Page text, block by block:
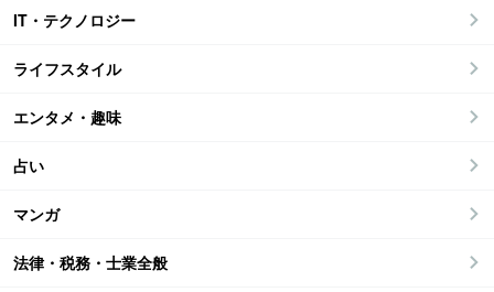
IT・テクノロジー
ライフスタイル
エンタメ・趣味
占い
マンガ
法律・税務・士業全般